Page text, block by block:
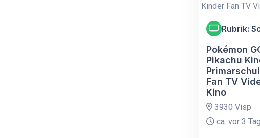
Rubrik:
Pokémon
Pikachu
Fan TV
Kino
3930 Visp
ca. vor 3